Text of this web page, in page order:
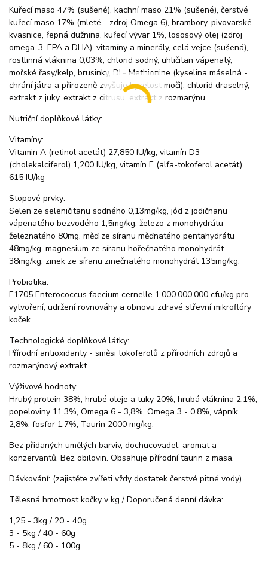
Kuřecí maso 47% (sušené), kachní maso 21% (sušené), čerstvé
kuřecí maso 17% (mleté - zdroj Omega 6), brambory, pivovarské
kvasnice, řepná dužnina, kuřecí vývar 1%, lososový olej (zdroj
omega-3, EPA a DHA), vitamíny a minerály, celá vejce (sušená),
rostlinná vláknina 0,03%, chlorid sodný, uhličitan vápenatý,
mořské řasy/kelp, brusinky, DL- Methionine (kyselina máselná -
chrání játra a přirozeně zvyšuje kyselost moči), chlorid draselný,
extrakt z juky, extrakt z citrusu, extrakt z rozmarýnu.
Nutriční doplňkové látky:
Vitamíny:
Vitamin A (retinol acetát) 27,850 IU/kg, vitamín D3
(cholekalciferol) 1,200 IU/kg, vitamín E (alfa-tokoferol acetát)
615 IU/kg
Stopové prvky:
Selen ze seleničitanu sodného 0,13mg/kg, jód z jodičnanu
vápenatého bezvodého 1,5mg/kg, železo z monohydrátu
železnatého 80mg, měď ze síranu měďnatého pentahydrátu
48mg/kg, magnesium ze síranu hořečnatého monohydrát
38mg/kg, zinek ze síranu zinečnatého monohydrát 135mg/kg,
Probiotika:
E1705 Enterococcus faecium cernelle 1.000.000.000 cfu/kg pro
vytvoření, udržení rovnováhy a obnovu zdravé střevní mikroflóry
koček.
Technologické doplňkové látky:
Přírodní antioxidanty - směsi tokoferolů z přírodních zdrojů a
rozmarýnový extrakt.
Výživové hodnoty:
Hrubý protein 38%, hrubé oleje a tuky 20%, hrubá vláknina 2,1%,
popeloviny 11,3%, Omega 6 - 3,8%, Omega 3 - 0,8%, vápník
2,8%, fosfor 1,7%, Taurin 2000 mg/kg.
Bez přidaných umělých barviv, dochucovadel, aromat a
konzervantů. Bez obilovin. Obsahuje přírodní taurin z masa.
Dávkování: (zajistěte zvířeti vždy dostatek čerstvé pitné vody)
Tělesná hmotnost kočky v kg / Doporučená denní dávka:
1,25 - 3kg / 20 - 40g
3 - 5kg / 40 - 60g
5 - 8kg / 60 - 100g